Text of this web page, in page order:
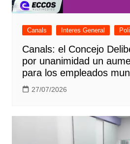
Canals Interes General
Canals: el Concejo
por unanimidad un
para los empleados
27/07/2026